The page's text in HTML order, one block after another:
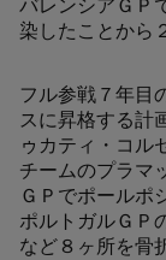
バレンシアＧＰ
染したことから
フル参戦７年目
スに昇格する計
ゥカティ・コル
チームのプラマ
ＧＰでポールポ
ポルトガルＧＰ
など８ヶ所を骨